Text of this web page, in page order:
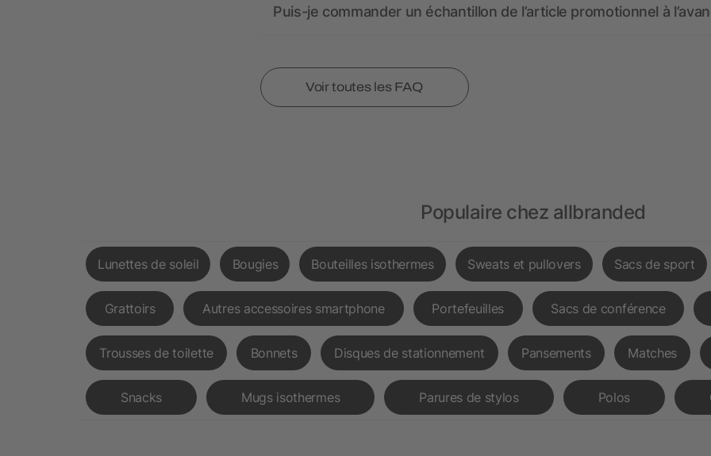
Puis-je commander un échantillon de l’article promotionnel à
Voir toutes les FAQ
Populaire chez allbranded
Lunettes de soleil Bougies Bouteilles isothermes Sweats et pullovers Sacs de sport
Grattoirs Autres accessoires smartphone Portefeuilles Sacs de conférence
Trousses de toilette Bonnets Disques de stationnement Pansements Matches
Snacks Mugs isothermes Parures de stylos Polos